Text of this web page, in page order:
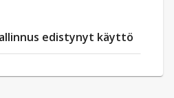
edistynyt käyttö